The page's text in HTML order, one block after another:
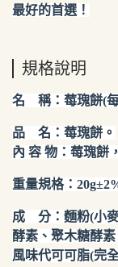
最好的首選！
規格說明
名 稱：莓瑰餅(每
品 名：莓瑰餅。
內 容 物：莓瑰餅
重量規格：
成 分：麵粉(小
酵素、聚木糖酵
風味代可可脂(完